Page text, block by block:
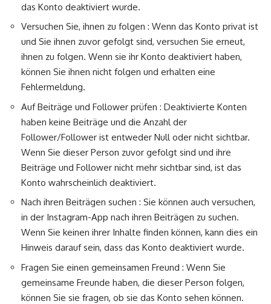
das Konto deaktiviert wurde.
Versuchen Sie, ihnen zu folgen : Wenn das Konto privat ist
und Sie ihnen zuvor gefolgt sind, versuchen Sie erneut,
ihnen zu folgen. Wenn sie ihr Konto deaktiviert haben,
können Sie ihnen nicht folgen und erhalten eine
Fehlermeldung.
Auf Beiträge und Follower prüfen : Deaktivierte Konten
haben keine Beiträge und die Anzahl der
Follower/Follower ist entweder Null oder nicht sichtbar.
Wenn Sie dieser Person zuvor gefolgt sind und ihre
Beiträge und Follower nicht mehr sichtbar sind, ist das
Konto wahrscheinlich deaktiviert.
Nach ihren Beiträgen suchen : Sie können auch versuchen,
in der Instagram-App nach ihren Beiträgen zu suchen.
Wenn Sie keinen ihrer Inhalte finden können, kann dies ein
Hinweis darauf sein, dass das Konto deaktiviert wurde.
Fragen Sie einen gemeinsamen Freund : Wenn Sie
gemeinsame Freunde haben, die dieser Person folgen,
können Sie sie fragen, ob sie das Konto sehen können.